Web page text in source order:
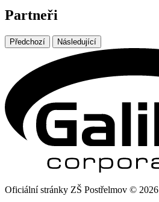
Partneři
Předchozí Následující
Oficiální stránky ZŠ Postřelmov © 2026